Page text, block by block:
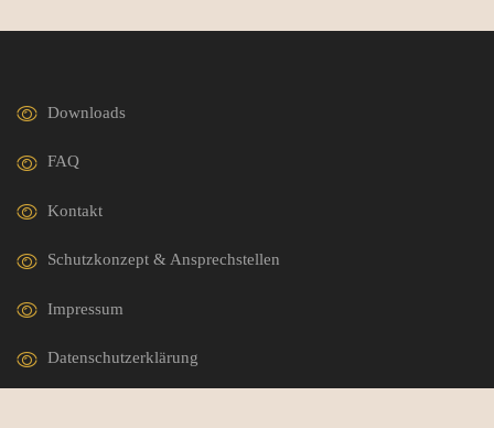
Downloads
FAQ
Kontakt
Schutzkonzept & Ansprechstellen
Impressum
Datenschutzerklärung